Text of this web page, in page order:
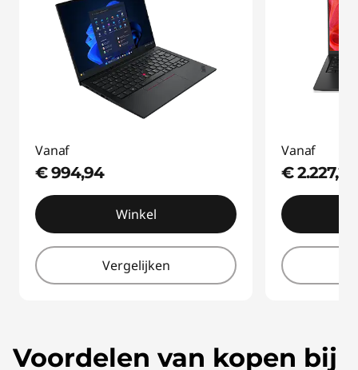
Vanaf
€ 994,94
Winkel
Vergelijken
Vanaf
€ 2.227,21
Voordelen van kopen bij